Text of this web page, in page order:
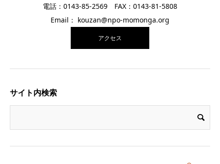
電話：0143-85-2569 FAX：0143-81-5808
Email： kouzan@npo-momonga.org
アクセス
サイト内検索